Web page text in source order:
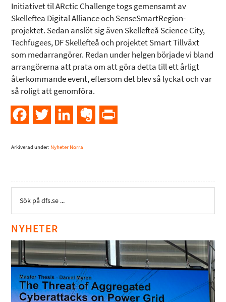
Initiativet til ARctic Challenge togs gemensamt av
Skelleftea Digital Alliance och SenseSmartRegion-
projektet. Sedan anslöt sig även Skellefteå Science City,
Techfugees, DF Skellefteå och projektet Smart Tillväxt
som medarrangörer. Redan under helgen började vi bland
arrangörerna att prata om att göra detta till ett årligt
återkommande event, eftersom det blev så lyckat och var
så roligt att genomföra.
FacebookTwitter LinkedInEvernote
Arkiverad under: Nyheter Norra
NYHETER